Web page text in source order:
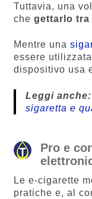
Tuttavia, una
che gettarlo
Mentre una
essere
dispositivo usa
Leggi anche:
sigaretta e
Pro e
Le e-cigarette
pratiche e, al